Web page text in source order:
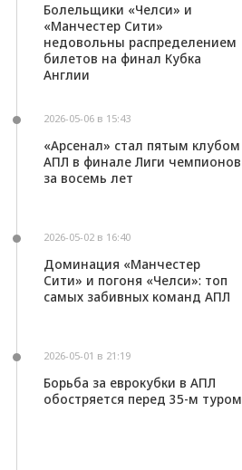
Болельщики «Челси» и
«Манчестер Сити»
недовольны распределением
билетов на финал Кубка
Англии
2026-05-06 в 15:43
«Арсенал» стал пятым клубом
АПЛ в финале Лиги чемпионов
за восемь лет
2026-05-02 в 16:40
Доминация «Манчестер
Сити» и погоня «Челси»: топ
самых забивных команд АПЛ
2026-05-01 в 21:19
Борьба за еврокубки в АПЛ
обостряется перед 35-м туром